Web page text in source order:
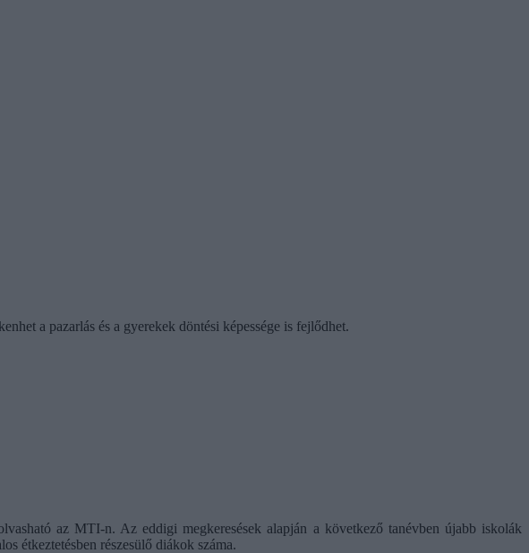
a pazarlás és a gyerekek döntési képessége is fejlődhet.
az MTI-n. Az eddigi megkeresések alapján a következő tanévben újabb iskolák
étkeztetésben részesülő diákok száma.